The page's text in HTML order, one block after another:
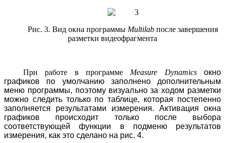
Рис. 3. Вид окна программы Multilab после завершения
разметки видеофрагмента
При работе в программе Measure Dynamicsокно
графиков по умолчанию заполнено дополнительным
меню программы, поэтому визуально за ходом разметки
можно следить только по таблице, которая постепенно
заполняется результатами измерения. Активация окна
графиков происходит только после выбора
соответствующей функции в подменю результатов
измерения, как это сделано на рис. 4.